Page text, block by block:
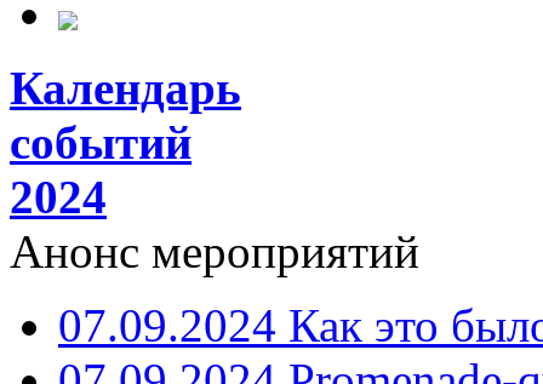
Календарь
событий
2024
Анонс мероприятий
07.09.2024 Как это